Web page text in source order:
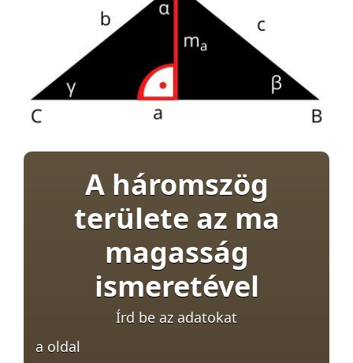
A háromszög
területe az ma
magasság
ismeretével
Írd be az adatokat
a oldal